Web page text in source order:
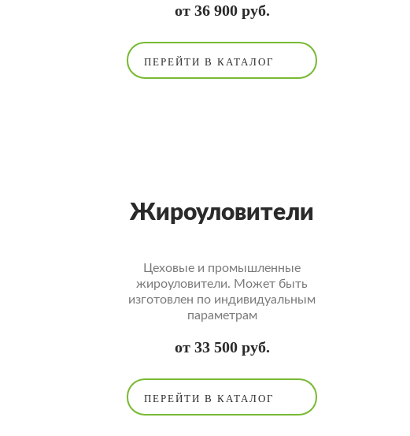
от 36 900 руб.
ПЕРЕЙТИ В КАТАЛОГ
Жироуловители
Цеховые и промышленные
жироуловители. Может быть
изготовлен по индивидуальным
параметрам
от 33 500 руб.
ПЕРЕЙТИ В КАТАЛОГ